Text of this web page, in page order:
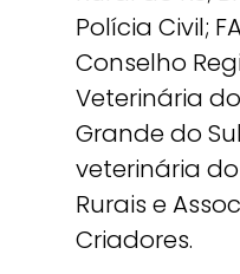
Polícia Civil;
Conselho
Veterinária
Grande do
veterinária do
Rurais e
Criadores.